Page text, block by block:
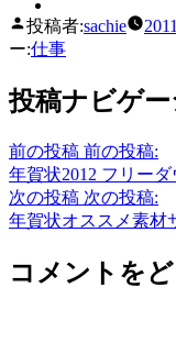
投稿者:sachie
ー:仕事
投稿ナビゲ
前の投稿 前の投稿:
年賀状2012 フリー
次の投稿 次の投稿:
年賀状オススメ素材
コメントを